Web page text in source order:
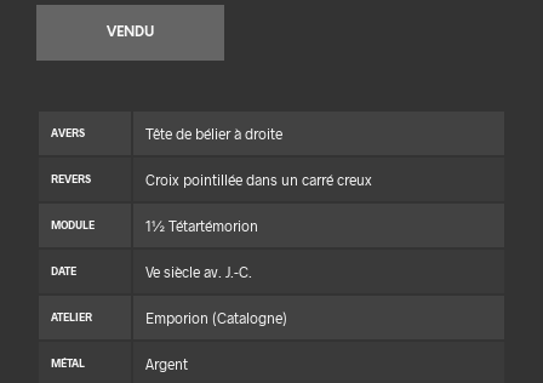
VENDU
AVERS Tête de bélier à droite
REVERS Croix pointillée dans un carré creux
MODULE 1½ Tétartémorion
DATE Ve siècle av. J.-C.
ATELIER Emporion (Catalogne)
MÉTAL Argent